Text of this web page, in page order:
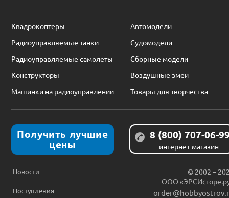
Квадрокоптеры
Автомодели
Радиоуправляемые танки
Судомодели
Радиоуправляемые самолеты
Сборные модели
Конструкторы
Воздушные змеи
Машинки на радиоуправлении
Товары для творчества
Получить лучшие
цены
8 (800) 707-06-
интернет-магазин
Новости
Поступления
© 2002 –
ООО